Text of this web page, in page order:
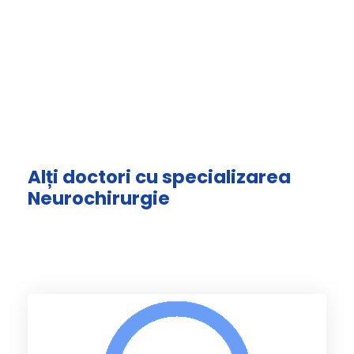
Alți doctori cu specializarea
Neurochirurgie